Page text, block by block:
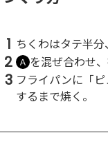
1 ちくわはタテ半分
2 Ａ を混ぜ合わせ
3 フライパンに「
するまで焼く。